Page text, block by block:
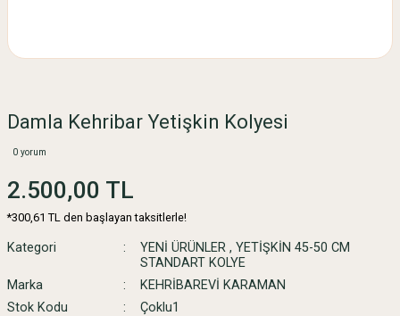
Damla Kehribar Yetişkin Kolyesi
0 yorum
2.500,00 TL
*300,61 TL den başlayan taksitlerle!
Kategori YENİ ÜRÜNLER , YETİŞKİN 45-50 CM
STANDART KOLYE
Marka
KEHRİBAREVİ KARAMAN
Stok Kodu
Çoklu1